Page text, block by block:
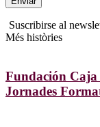
Suscribirse al
Més històries
Fundación Caja
Jornades